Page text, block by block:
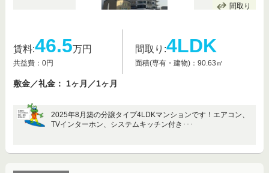
間取り
賃料:46.5万円
共益費：0円
間取り:4LDK
面積(専有・建物)：90.63㎡
敷金／礼金： 1ヶ月／1ヶ月
2025年8月築の分譲タイプ4LDKマンションです！エアコン、
TVインターホン、システムキッチン付き･･･